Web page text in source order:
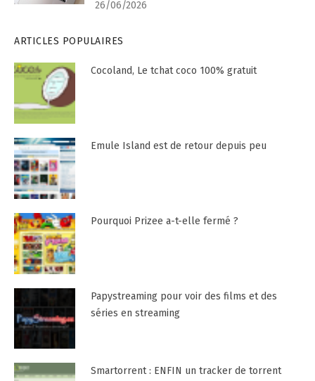
26/06/2026
ARTICLES POPULAIRES
Cocoland, Le tchat coco 100% gratuit
Emule Island est de retour depuis peu
Pourquoi Prizee a-t-elle fermé ?
Papystreaming pour voir des films et des
séries en streaming
Smartorrent : ENFIN un tracker de torrent